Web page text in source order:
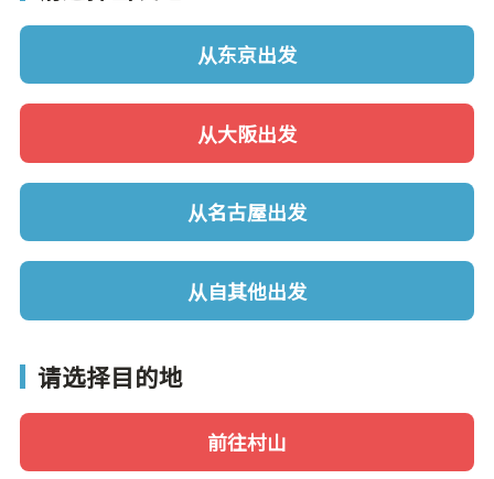
从东京出发
从大阪出发
从名古屋出发
从自其他出发
请选择目的地
前往村山